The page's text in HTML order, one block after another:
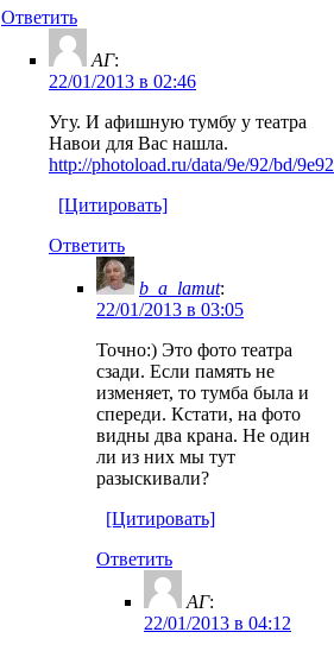
Ответить
АГ:
22/01/2013 в 02:46
Угу. И афишную тумбу у театра
Навои для Вас нашла.
http://photoload.ru/data/9e/92/bd/
[Цитировать]
Ответить
b_a_lamut:
22/01/2013 в 03:05
Точно:) Это фото театра
сзади. Если память не
изменяет, то тумба была и
спереди. Кстати, на фото
видны два крана. Не один
ли из них мы тут
разыскивали?
[Цитировать]
Ответить
АГ:
22/01/2013 в 04:12